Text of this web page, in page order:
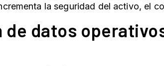
la seguridad del activo, el
de datos